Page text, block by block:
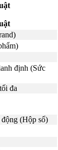
định (Sức
đa
(Hộp số)